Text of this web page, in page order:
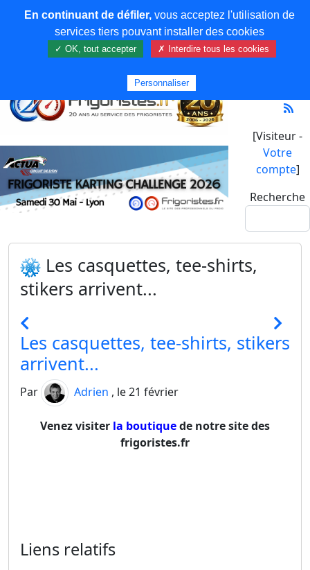
[Visiteur -
Votre
compte]
Recherche
Les casquettes, tee-shirts,
stikers arrivent...
Les casquettes, tee-shirts, stikers
arrivent...
Par Adrien , le 21 février
Venez visiter la boutiquede notre site des
frigoristes.fr
Liens relatifs
En continuant de défiler,vous acceptez l'utilisation de
services tiers pouvant installer des cookies
✓ OK, tout accepter ✗ Interdire tous les cookies
Personnaliser